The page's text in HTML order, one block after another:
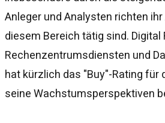
Anleger und Analysten richten
diesem Bereich tätig sind.
Rechenzentrumsdiensten und
hat kürzlich das "Buy"-Rating für
seine Wachstumsperspektiven